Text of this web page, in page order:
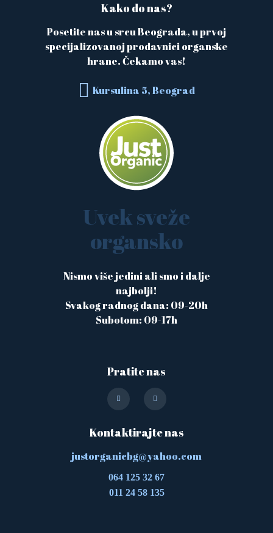
Kako do nas?
Posetite nas u srcu Beograda, u prvoj
specijalizovanoj prodavnici organske
hrane. Čekamo vas!
Kursulina 5, Beograd
Uvek sveže
organsko
Nismo više jedini ali smo i dalje
najbolji!
Svakog radnog dana: 09-20h
Subotom: 09-17h
Pratite nas
Kontaktirajte nas
justorganicbg@yahoo.com
064 125 32 67
011 24 58 135